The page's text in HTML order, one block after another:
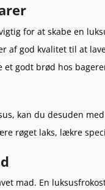
for at skabe en
af god kvalitet til at
godt brød hos
kan du desuden
røget laks, lækre
mad. En